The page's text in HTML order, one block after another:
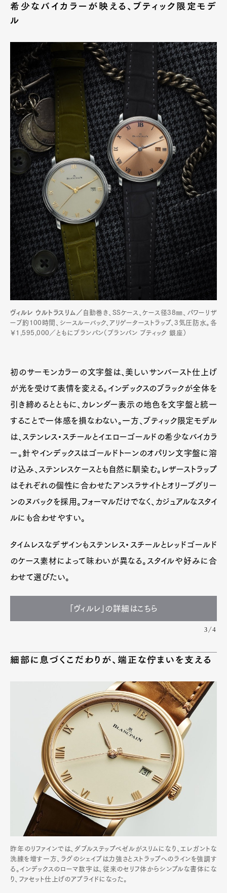
希少なバイカラーが映える、ブティック限定モデ
ル
ヴィルレ ウルトラスリム／ 自動巻き、SSケース、ケース径38㎜、パワーリザ
ーブ約100時間、シースルーバック、アリゲーターストラップ、3気圧防水。各
￥1,595,000／ともにブランパン（ブランパン ブティック 銀座）
初のサーモンカラーの文字盤は、美しいサンバースト仕上げ
が光を受けて表情を変える。インデックスのブラックが全体を
引き締めるとともに、カレンダー表示の地色を文字盤と統一
することで一体感を損なわない。一方、ブティック限定モデル
は、ステンレス・スチールとイエローゴールドの希少なバイカラ
ー。針やインデックスはゴールドトーンのオパリン文字盤に溶
け込み、ステンレスケースとも自然に馴染む。レザーストラップ
はそれぞれの個性に合わせたアンスラサイトとオリーブグリー
ンのヌバックを採用。フォーマルだけでなく、カジュアルなスタイ
ルにも合わせやすい。
タイムレスなデザインもステンレス・スチールとレッドゴールド
のケース素材によって味わいが異なる。スタイルや好みに合
わせて選びたい。
「ヴィルレ」の詳細はこちら
3/4
細部に息づくこだわりが、端正な佇まいを支える
昨年のリファインでは、ダブルステップベゼルがスリムになり、エレガントな
洗練を増す一方、ラグのシェイプは力強さとストラップへのラインを強調す
る。インデックスのローマ数字は、従来のセリフ体からシンプルな書体にな
り、ファセット仕上げのアプライドになった。